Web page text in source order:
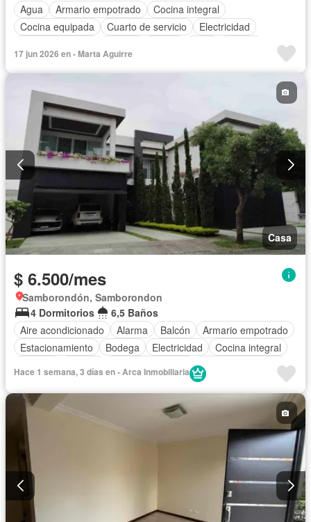
Agua
Armario empotrado
Cocina integral
Cocina equipada
Cuarto de servicio
Electricidad
Terraza
Vista panorámica
17 jun 2026 en - Marta Aguirre
Casa
$ 6.500/mes
Samborondón, Samborondon
4 Dormitorios
6,5 Baños
Aire acondicionado
Alarma Balcón
Armario empotrado
Estacionamiento
Bodega Electricidad
Cocina integral
Cuarto de servicio
Acceso para personas con discapacidad
Jardín
Gimnasio
Seguridad
Piscina Cancha de tenis
Parcialmente amoblado
Hace 1 semana, 3 días en - Arca Inmobiliaria